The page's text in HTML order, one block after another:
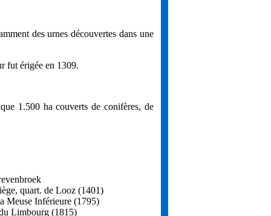
des urnes découvertes dans une
fut érigée en 1309.
1.500 ha couverts de conifères, de
quart. de Looz (1401)
Meuse Inférieure (1795)
Limbourg (1815)